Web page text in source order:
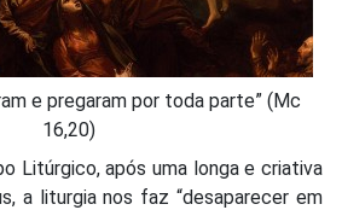
e pregaram por toda parte” (Mc
16,20)
Litúrgico, após uma longa e criativa
a liturgia nos faz “desaparecer em